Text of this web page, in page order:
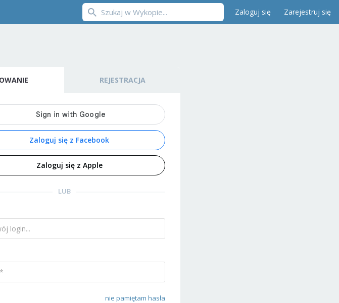
Zaloguj się Zarejestruj się
REJESTRACJA
Zaloguj się z Facebook
Zaloguj się z Apple
LUB
nie pamiętam hasła